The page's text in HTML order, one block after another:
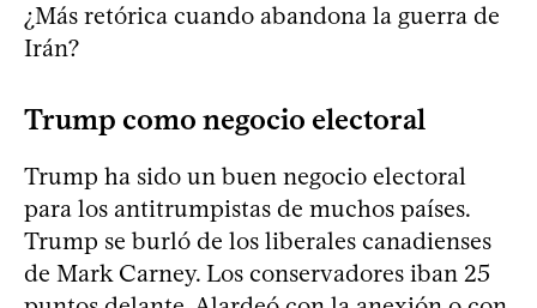
¿Más retórica cuando abandona la guerra de
Irán?
Trump como negocio electoral
Trump ha sido un buen negocio electoral
para los antitrumpistas de muchos países.
Trump se burló de los liberales canadienses
de Mark Carney. Los conservadores iban 25